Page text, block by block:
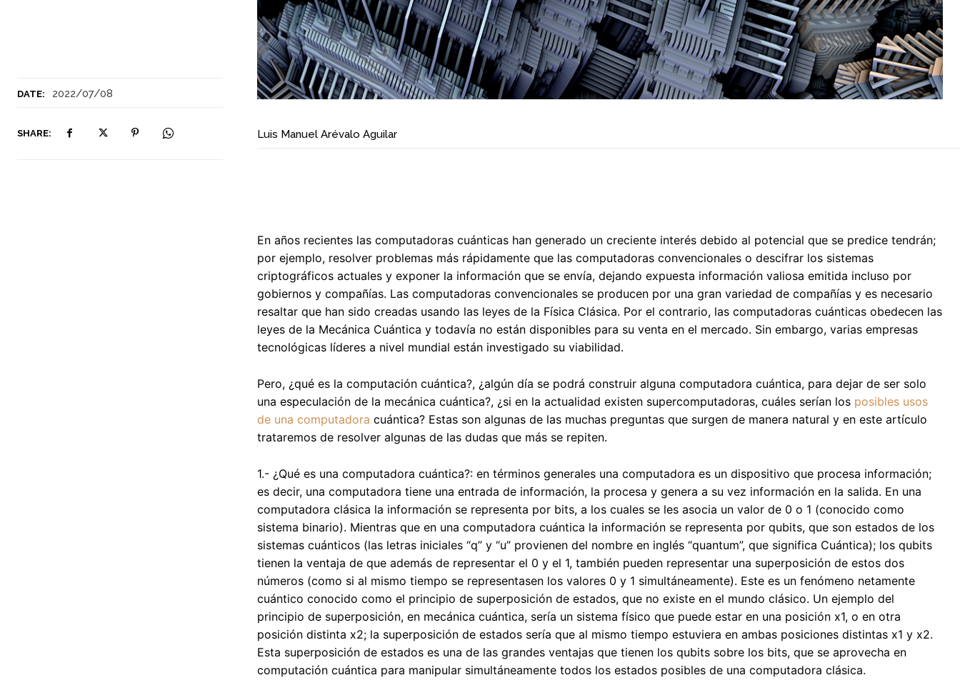
DATE: 2022/07/08
SHARE: Luis Manuel Arévalo Aguilar
En años recientes las computadoras cuánticas han generado un creciente interés debido al potencial que se predice tendrán;
por ejemplo, resolver problemas más rápidamente que las computadoras convencionales o descifrar los sistemas
criptográficos actuales y exponer la información que se envía, dejando expuesta información valiosa emitida incluso por
gobiernos y compañías. Las computadoras convencionales se producen por una gran variedad de compañías y es necesario
resaltar que han sido creadas usando las leyes de la Física Clásica. Por el contrario, las computadoras cuánticas obedecen las
leyes de la Mecánica Cuántica y todavía no están disponibles para su venta en el mercado. Sin embargo, varias empresas
tecnológicas líderes a nivel mundial están investigado su viabilidad.
Pero, ¿qué es la computación cuántica?, ¿algún día se podrá construir alguna computadora cuántica, para dejar de ser solo
una especulación de la mecánica cuántica?, ¿si en la actualidad existen supercomputadoras, cuáles serían los posibles usos
de una computadora cuántica? Estas son algunas de las muchas preguntas que surgen de manera natural y en este artículo
trataremos de resolver algunas de las dudas que más se repiten.
1.- ¿Qué es una computadora cuántica?: en términos generales una computadora es un dispositivo que procesa información;
es decir, una computadora tiene una entrada de información, la procesa y genera a su vez información en la salida. En una
computadora clásica la información se representa por bits, a los cuales se les asocia un valor de 0 o 1 (conocido como
sistema binario). Mientras que en una computadora cuántica la información se representa por qubits, que son estados de los
sistemas cuánticos (las letras iniciales “q” y “u” provienen del nombre en inglés “quantum”, que significa Cuántica); los qubits
tienen la ventaja de que además de representar el 0 y el 1, también pueden representar una superposición de estos dos
números (como si al mismo tiempo se representasen los valores 0 y 1 simultáneamente). Este es un fenómeno netamente
cuántico conocido como el principio de superposición de estados, que no existe en el mundo clásico. Un ejemplo del
principio de superposición, en mecánica cuántica, sería un sistema físico que puede estar en una posición x1, o en otra
posición distinta x2; la superposición de estados sería que al mismo tiempo estuviera en ambas posiciones distintas x1 y x2.
Esta superposición de estados es una de las grandes ventajas que tienen los qubits sobre los bits, que se aprovecha en
computación cuántica para manipular simultáneamente todos los estados posibles de una computadora clásica.